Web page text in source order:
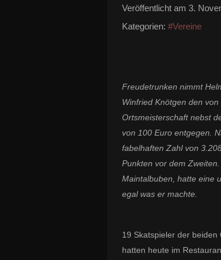
Veröffentlicht am 3.
Kategorien: #Vereine
Freudetrunken nimmt
Winfried Knötgen den
Ortsmeisterschaft nebst
von 100 Euro entgegen.
fabelhaften Zahl von
Punkten vor dem
Maintalbuben, hatte eine
egal was er machte.
19 Skatspieler der beiden
hatten heute im